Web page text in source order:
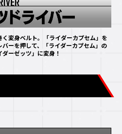
変身ベルト。「ライダーカプセム」を
ーを押して、「ライダーカプセム」の
ーゼッツ」に変身！